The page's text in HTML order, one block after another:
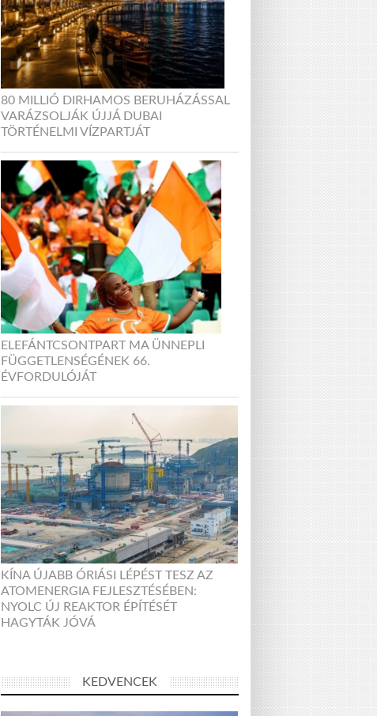
80 MILLIÓ DIRHAMOS BERUHÁZÁSSAL
VARÁZSOLJÁK ÚJJÁ DUBAI
TÖRTÉNELMI VÍZPARTJÁT
ELEFÁNTCSONTPART MA ÜNNEPLI
FÜGGETLENSÉGÉNEK 66.
ÉVFORDULÓJÁT
KÍNA ÚJABB ÓRIÁSI LÉPÉST TESZ AZ
ATOMENERGIA FEJLESZTÉSÉBEN:
NYOLC ÚJ REAKTOR ÉPÍTÉSÉT
HAGYTÁK JÓVÁ
KEDVENCEK